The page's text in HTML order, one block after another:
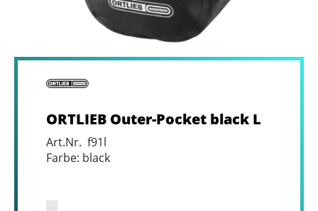
ORTLIEB Outer-Pocket black L
Art.Nr. f91l
Farbe: black